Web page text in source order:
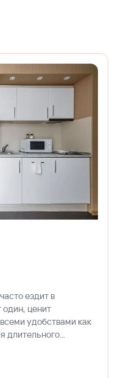
детально продумано
путешественников.
себе спальню и
для размещения